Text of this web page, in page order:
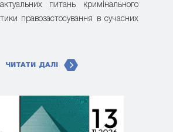
питань кримінального
правозастосування в сучасних
ЧИТАТИ ДАЛІ